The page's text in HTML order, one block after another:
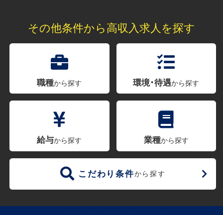
その他条件から高収入求人を探す
職種から探す 環境･待遇から探す
給与から探す 業種から探す
こだわり条件から探す